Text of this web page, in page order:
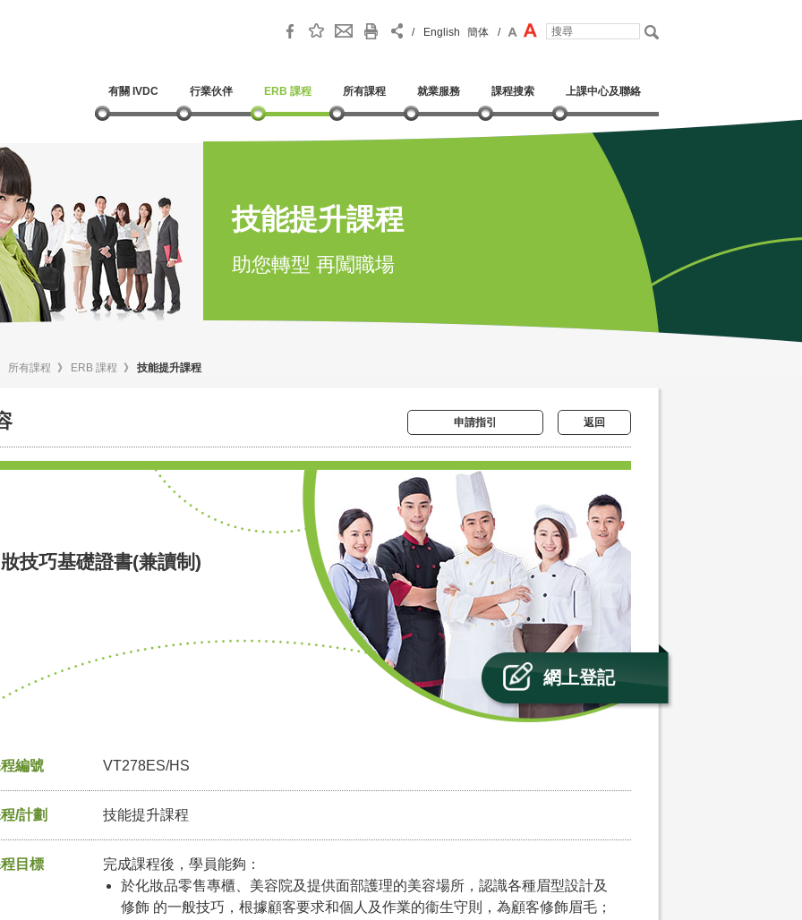
/ English 簡体 /
有關 IVDC 行業伙伴 ERB 課程 所有課程 就業服務 課程搜索 上課中心及聯絡
技能提升課程
助您轉型 再闖職場
所有課程 》 ERB 課程 》 技能提升課程
申請指引 返回
技巧基礎證書(兼讀制)
網上登記
編號 VT278ES/HS
/計劃 技能提升課程
目標
完成課程後，學員能夠：
於化妝品零售專櫃、美容院及提供面部護理的美容場所，認識各種眉型設計及
修飾 的一般技巧，根據顧客要求和個人及作業的衞生守則，為顧客修飾眉毛；